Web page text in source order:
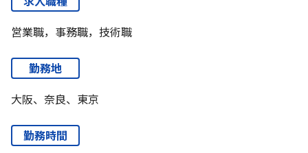
営業職，事務職，技術職
勤務地
大阪、奈良、東京
勤務時間